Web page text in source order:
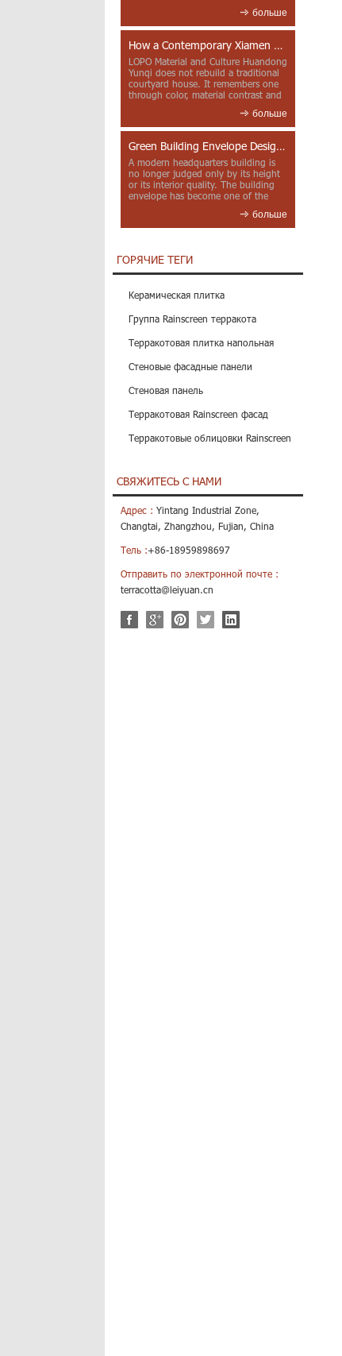
больше
How a Contemporary Xiamen Project Reframes Minnan Red Brick
LOPO Material and Culture Huandong
Yunqi does not rebuild a traditional
courtyard house. It remembers one
through color, material contrast and
больше
Green Building Envelope Design: Clay Sunscreen Fins for Modern Headquarters Architecture
A modern headquarters building is
no longer judged only by its height
or its interior quality. The building
envelope has become one of the
больше
ГОРЯЧИЕ ТЕГИ
Керамическая плитка
Группа Rainscreen терракота
Терракотовая плитка напольная
Стеновые фасадные панели
Стеновая панель
Терракотовая Rainscreen фасад
Терракотовые облицовки Rainscreen
СВЯЖИТЕСЬ С НАМИ
Адрес : Yintang Industrial Zone,
Changtai, Zhangzhou, Fujian, China
Тель :+86-18959898697
Отправить по электронной почте :
terracotta@leiyuan.cn